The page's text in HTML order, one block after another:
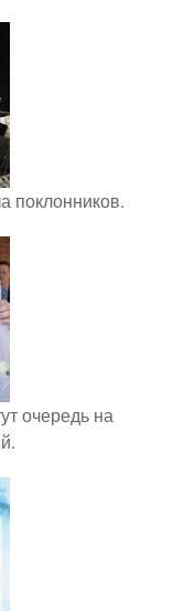
поклонников.
очередь на